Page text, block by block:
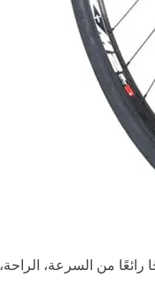
الأداء. هذه الدراجة تمثل